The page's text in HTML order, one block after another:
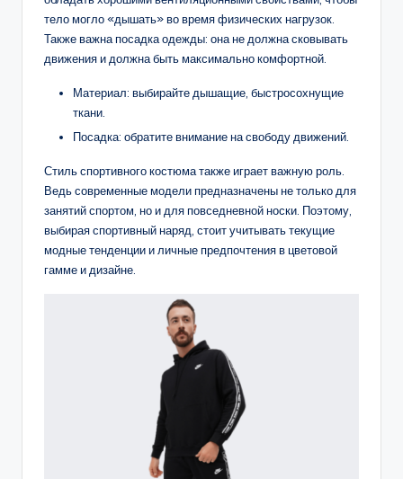
тело могло «дышать» во время физических нагрузок.
Также важна посадка одежды: она не должна сковывать
движения и должна быть максимально комфортной.
Материал: выбирайте дышащие, быстросохнущие
ткани.
Посадка: обратите внимание на свободу движений.
Стиль спортивного костюма также играет важную роль.
Ведь современные модели предназначены не только для
занятий спортом, но и для повседневной носки. Поэтому,
выбирая спортивный наряд, стоит учитывать текущие
модные тенденции и личные предпочтения в цветовой
гамме и дизайне.